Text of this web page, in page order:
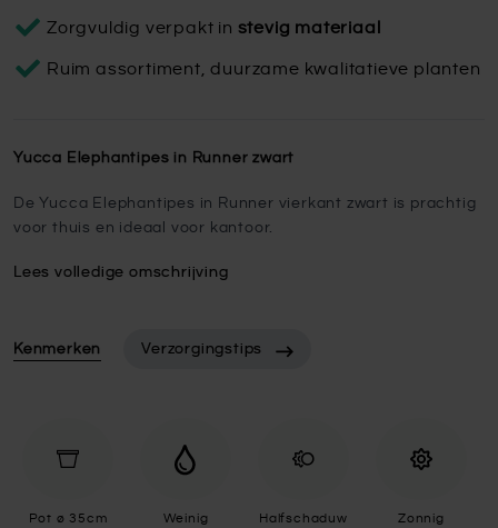
Zorgvuldig verpakt in stevig materiaal
Ruim assortiment, duurzame kwalitatieve planten
Yucca Elephantipes in Runner zwart
De Yucca Elephantipes in Runner vierkant zwart is prachtig
voor thuis en ideaal voor kantoor.
Lees volledige omschrijving
Kenmerken Verzorgingstips
Pot ø 35cm Weinig Halfschaduw Zonnig